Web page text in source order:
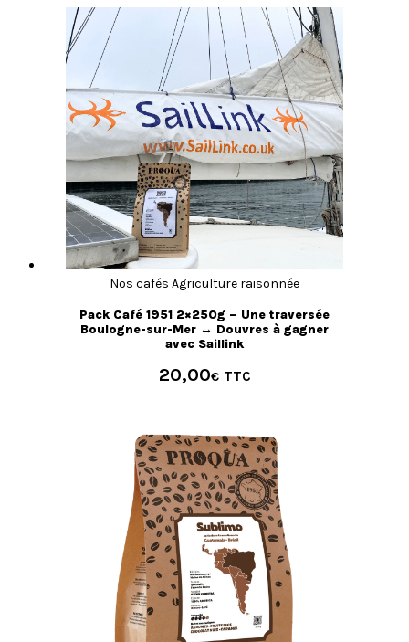
Nos cafés Agriculture raisonnée
Pack Café 1951 2×250g – Une traversée
Boulogne-sur-Mer ↔ Douvres à gagner
avec Saillink
20,00€